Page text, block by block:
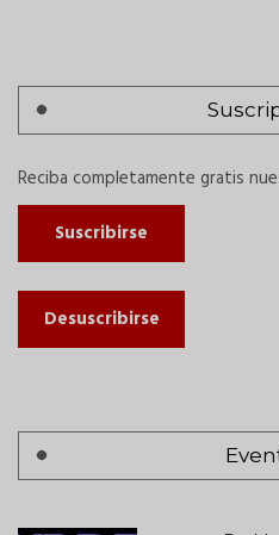
Reciba completamente gratis
Suscribirse
Desuscribirse